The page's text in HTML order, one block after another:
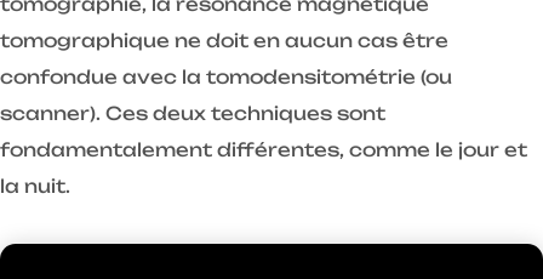
tomographie, la résonance magnétique
tomographique ne doit en aucun cas être
confondue avec la tomodensitométrie (ou
scanner). Ces deux techniques sont
fondamentalement différentes, comme le jour et
la nuit.